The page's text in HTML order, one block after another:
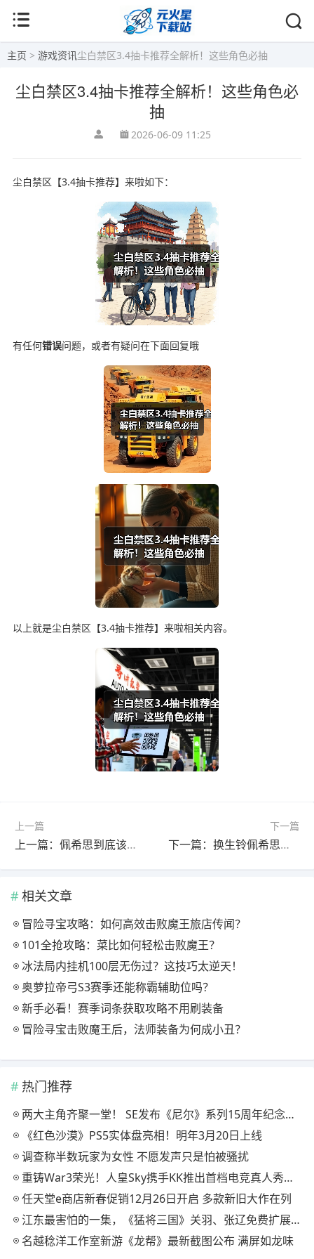
主页 > 游戏资讯尘白禁区3.4抽卡推荐全解析！这些角色必抽
尘白禁区3.4抽卡推荐全解析！这些角色必
抽
2026-06-09 11:25
尘白禁区【3.4抽卡推荐】来啦如下：
有任何错误问题，或者有疑问在下面回复哦
以上就是尘白禁区【3.4抽卡推荐】来啦相关内容。
上一篇
上一篇：佩希思到底该怎么用？PVP阵容搭配全解析
下一篇
下一篇：换生铃佩希思攻略：角色养成与战斗技巧全解析
相关文章
冒险寻宝攻略：如何高效击败魔王旅店传闻？
101全抢攻略：菜比如何轻松击败魔王？
冰法局内挂机100层无伤过？这技巧太逆天！
奥萝拉帝弓S3赛季还能称霸辅助位吗？
新手必看！赛季词条获取攻略不用刷装备
冒险寻宝击败魔王后，法师装备为何成小丑？
热门推荐
两大主角齐聚一堂！ SE发布《尼尔》系列15周年纪念典藏套装
《红色沙漠》PS5实体盘亮相！明年3月20日上线
调查称半数玩家为女性 不愿发声只是怕被骚扰
重铸War3荣光！人皇Sky携手KK推出首档电竞真人秀《寻找下一个Sky》
任天堂e商店新春促销12月26日开启 多款新旧大作在列
江东最害怕的一集，《猛将三国》关羽、张辽免费扩展包现已上线
名越稔洋工作室新游《龙帮》最新截图公布 满屏如龙味